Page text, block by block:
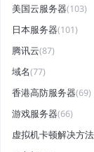
美国云服务器(103)
日本服务器(101)
腾讯云(87)
域名(77)
香港高防服务器(69)
游戏服务器(66)
虚拟机卡顿解决方法